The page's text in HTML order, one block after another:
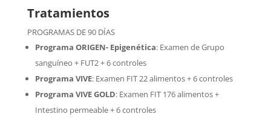
Tratamientos
PROGRAMAS DE 90 DÍAS
Programa ORIGEN- Epigenética:Examen de Grupo
sanguíneo + FUT2 + 6 controles
Programa VIVE: Examen FIT 22 alimentos + 6 controles
Programa VIVE GOLD: Examen FIT 176 alimentos +
Intestino permeable + 6 controles